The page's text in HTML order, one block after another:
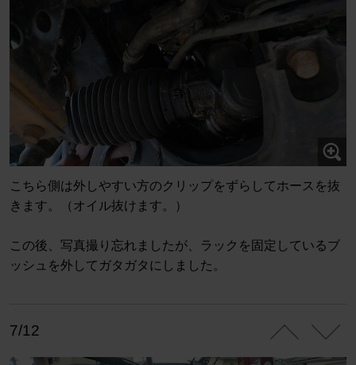
こちら側は外しやすい方のクリップをずらしてホースを抜
きます。（オイル抜けます。）
この後、写真撮り忘れましたが、ラックを固定しているブ
ッシュを外してガタガタにしました。
7/12